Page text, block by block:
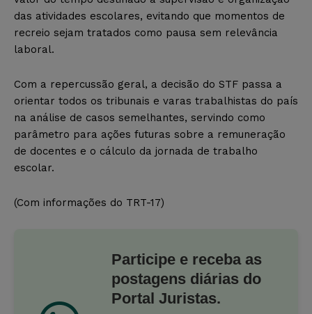
das atividades escolares, evitando que momentos de
recreio sejam tratados como pausa sem relevância
laboral.
Com a repercussão geral, a decisão do STF passa a
orientar todos os tribunais e varas trabalhistas do país
na análise de casos semelhantes, servindo como
parâmetro para ações futuras sobre a remuneração
de docentes e o cálculo da jornada de trabalho
escolar.
(Com informações do TRT-17)
Participe e receba as
postagens diárias do
Portal Juristas.